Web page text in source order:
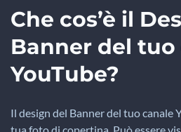
Che cos’è il
Banner del tuo
YouTube?
Il design del Banner del tuo canale